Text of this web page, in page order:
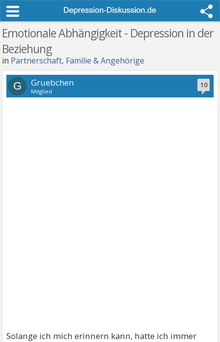
Emotionale Abhängigkeit - Depression in der
Beziehung
in Partnerschaft, Familie & Angehörige
10
G Gruebchen
Mitglied
Solange ich mich erinnern kann, hatte ich immer